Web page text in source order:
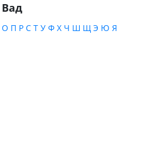
Вад
О П Р С Т У Ф Х Ч Ш Щ Э Ю Я